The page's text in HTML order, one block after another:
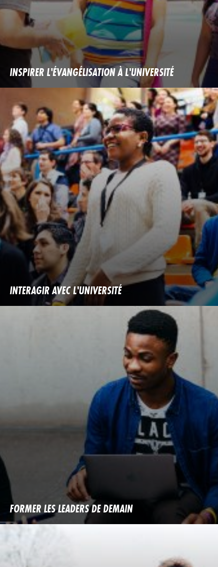
INSPIRER L'ÉVANGÉLISATION À L'UNIVERSITÉ
INTERAGIR AVEC L'UNIVERSITÉ
FORMER LES LEADERS DE DEMAIN